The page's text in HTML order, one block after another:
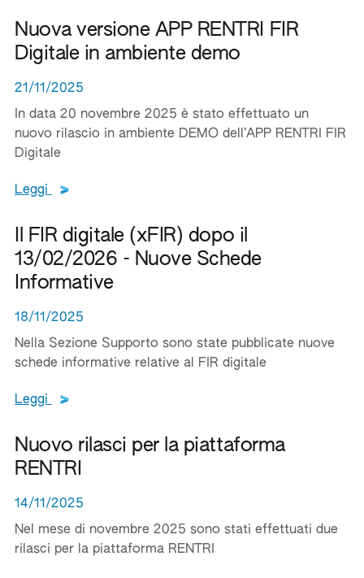
Nuova versione APP RENTRI FIR
Digitale in ambiente demo
21/11/2025
In data 20 novembre 2025 è stato effettuato un
nuovo rilascio in ambiente DEMO dell’APP RENTRI FIR
Digitale
Leggi Leggi tutto il testo del documento
Il FIR digitale (xFIR) dopo il
13/02/2026 - Nuove Schede
Informative
18/11/2025
Nella Sezione Supporto sono state pubblicate nuove
schede informative relative al FIR digitale
Leggi Leggi tutto il testo del documento
Nuovo rilasci per la piattaforma
RENTRI
14/11/2025
Nel mese di novembre 2025 sono stati effettuati due
rilasci per la piattaforma RENTRI